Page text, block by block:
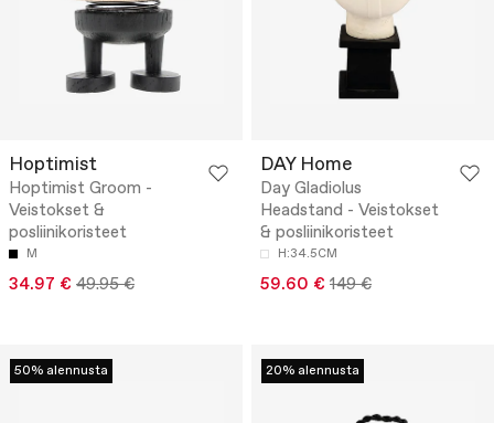
Hoptimist
Hoptimist Groom -
Veistokset &
posliinikoristeet
M
34.97 € 49.95 €
DAY Home
Day Gladiolus
Headstand - Veistokset
& posliinikoristeet
H:34.5CM
59.60 € 149 €
50% alennusta 20% alennusta